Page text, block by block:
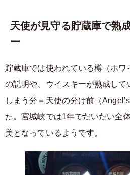
天使が見守る貯蔵庫で熟
ー
貯蔵庫では使われている樽（ホワ
の説明や、ウイスキーが熟成して
しまう分＝天使の分け前（
た。宮城峡では1年でだいたい全
美となっているようです。